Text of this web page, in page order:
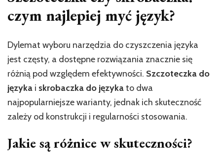
czym najlepiej myć język?
Dylemat wyboru narzędzia do czyszczenia języka
jest częsty, a dostępne rozwiązania znacznie się
różnią pod względem efektywności. Szczoteczka do
języka i skrobaczka do językato dwa
najpopularniejsze warianty, jednak ich skuteczność
zależy od konstrukcji i regularności stosowania.
Jakie są różnice w skuteczności?